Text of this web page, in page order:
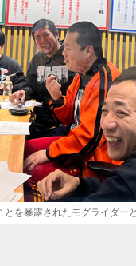
とを暴露されたモグライダー